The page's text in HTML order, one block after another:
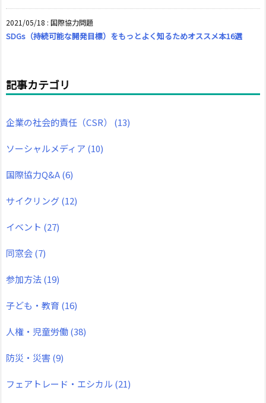
2021/05/18 : 国際協力問題
SDGs（持続可能な開発目標）をもっとよく知るためオススメ本16選
記事カテゴリ
企業の社会的責任（CSR） (13)
ソーシャルメディア (10)
国際協力Q&A(6)
サイクリング(12)
イベント (27)
同窓会(7)
参加方法(19)
子ども・教育 (16)
人権・児童労働(38)
防災・災害(9)
フェアトレード・エシカル (21)